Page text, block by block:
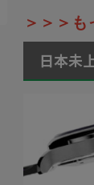
＞＞＞も
日本未